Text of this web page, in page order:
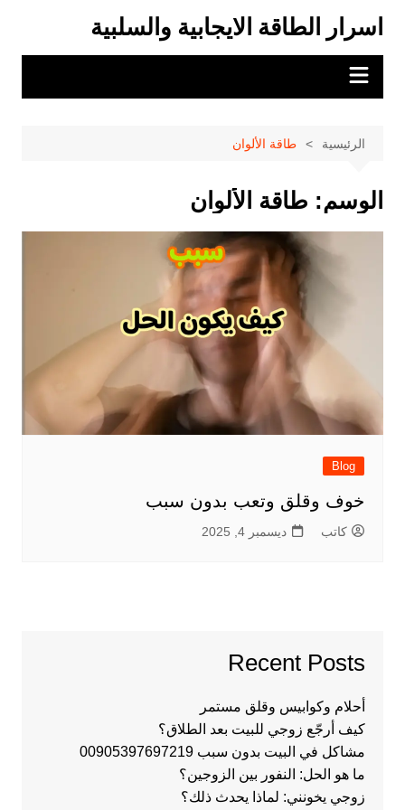
المحتوى
اسرار الطاقة الايجابية والسلبية
الرئيسية طاقة الألوان
الوسم: طاقة الألوان
Blog
خوف وقلق وتعب بدون سبب
كاتب ديسمبر 4, 2025
Recent Posts
أحلام وكوابيس وقلق مستمر
كيف أرجّع زوجي للبيت بعد الطلاق؟
مشاكل في البيت بدون سبب 00905397697219
ما هو الحل: النفور بين الزوجين؟
زوجي يخونني: لماذا يحدث ذلك؟